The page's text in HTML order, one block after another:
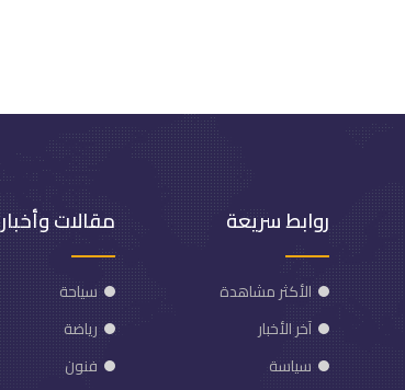
روابط سريعة
الأكثر مشاهدة
آخر الأخبار
سياسة
مقالات وأخبار
سياحة
رياضة
فنون